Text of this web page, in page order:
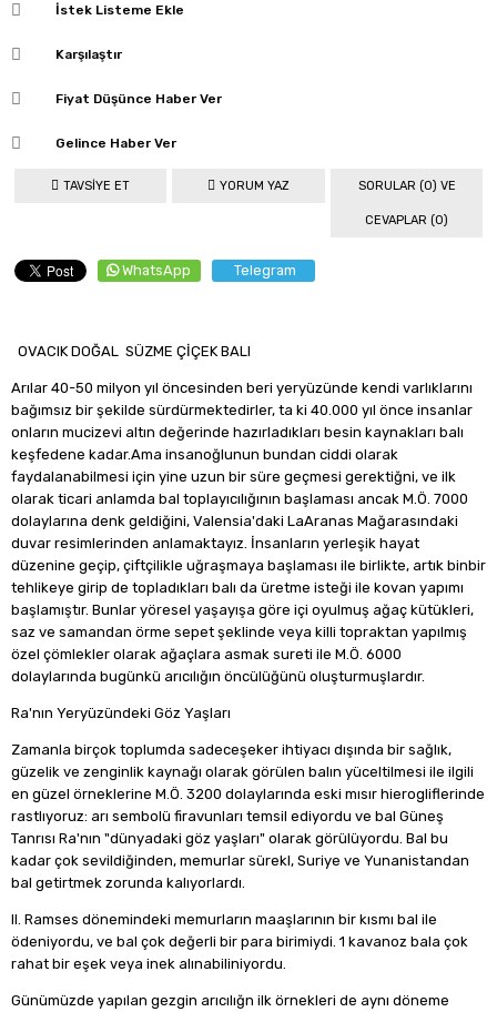
İstek Listeme Ekle
Karşılaştır
Fiyat Düşünce Haber Ver
Gelince Haber Ver
TAVSIYE ET YORUM YAZ SORULAR (0) VE
CEVAPLAR (0)
WhatsApp Telegram
OVACIK DOĞAL SÜZME ÇİÇEK BALI
Arılar 40-50 milyon yıl öncesinden beri yeryüzünde kendi varlıklarını
bağımsız bir şekilde sürdürmektedirler, ta ki 40.000 yıl önce insanlar
onların mucizevi altın değerinde hazırladıkları besin kaynakları balı
keşfedene kadar.Ama insanoğlunun bundan ciddi olarak
faydalanabilmesi için yine uzun bir süre geçmesi gerektiğni, ve ilk
olarak ticari anlamda bal toplayıcılığının başlaması ancak M.Ö. 7000
dolaylarına denk geldiğini, Valensia'daki LaAranas Mağarasındaki
duvar resimlerinden anlamaktayız. İnsanların yerleşik hayat
düzenine geçip, çiftçilikle uğraşmaya başlaması ile birlikte, artık binbir
tehlikeye girip de topladıkları balı da üretme isteği ile kovan yapımı
başlamıştır. Bunlar yöresel yaşayışa göre içi oyulmuş ağaç kütükleri,
saz ve samandan örme sepet şeklinde veya killi topraktan yapılmış
özel çömlekler olarak ağaçlara asmak sureti ile M.Ö. 6000
dolaylarında bugünkü arıcılığın öncülüğünü oluşturmuşlardır.
Ra'nın Yeryüzündeki Göz Yaşları
Zamanla birçok toplumda sadeceşeker ihtiyacı dışında bir sağlık,
güzelik ve zenginlik kaynağı olarak görülen balın yüceltilmesi ile ilgili
en güzel örneklerine M.Ö. 3200 dolaylarında eski mısır hierogliflerinde
rastlıyoruz: arı sembolü firavunları temsil ediyordu ve bal Güneş
Tanrısı Ra'nın "dünyadaki göz yaşları" olarak görülüyordu. Bal bu
kadar çok sevildiğinden, memurlar sürekl, Suriye ve Yunanistandan
bal getirtmek zorunda kalıyorlardı.
II. Ramses dönemindeki memurların maaşlarının bir kısmı bal ile
ödeniyordu, ve bal çok değerli bir para birimiydi. 1 kavanoz bala çok
rahat bir eşek veya inek alınabiliniyordu.
Günümüzde yapılan gezgin arıcılığn ilk örnekleri de aynı döneme